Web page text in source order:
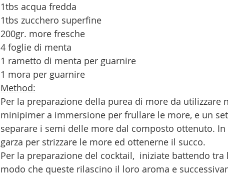
1tbs acqua fredda
1tbs zucchero superfine
200gr. more fresche
4 foglie di menta
1 rametto di menta per guarnire
1 mora per guarnire
Method:
Per la preparazione della purea di more da utilizzare
minipimer a immersione per frullare le more, e un
separare i semi delle more dal composto ottenuto.
garza per strizzare le more ed ottenerne il succo.
Per la preparazione del cocktail,  iniziate battendo
modo che queste rilascino il loro aroma e